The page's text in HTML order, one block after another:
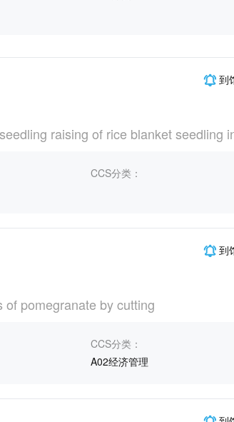
到
raising of rice blanket seedling
CCS分类：
到
pomegranate by cutting
CCS分类：
A02经济管理